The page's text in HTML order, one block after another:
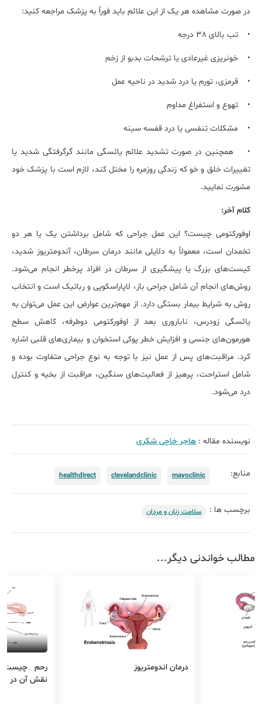
در صورت مشاهده هر یک از این علائم باید فوراً به پزشک مراجعه کنید:
• تب بالای 38 درجه
• خونریزی غیرعادی یا ترشحات بدبو از زخم
• قرمزی، تورم یا درد شدید در ناحیه عمل
• تهوع و استفراغ مداوم
• مشکلات تنفسی یا درد قفسه سینه
• همچنین در صورت تشدید علائم یائسگی مانند گرگرفتگی شدید یا
تغییرات خلق و خو که زندگی روزمره را مختل کند، لازم است با پزشک خود
مشورت نمایید.
کلام آخر:
اوفورکتومی چیست؟ این عمل جراحی که شامل برداشتن یک یا هر دو
تخمدان است، معمولاً به دلایلی مانند درمان سرطان، آندومتریوز شدید،
کیست‌های بزرگ یا پیشگیری از سرطان در افراد پرخطر انجام می‌شود.
روش‌های انجام آن شامل جراحی باز، لاپاراسکوپی و رباتیک است و انتخاب
روش به شرایط بیمار بستگی دارد. از مهم‌ترین عوارض این عمل می‌توان به
یائسگی زودرس، ناباروری بعد از اوفورکتومی دوطرفه، کاهش سطح
هورمون‌های جنسی و افزایش خطر پوکی استخوان و بیماری‌های قلبی اشاره
کرد. مراقبت‌های پس از عمل نیز با توجه به نوع جراحی متفاوت بوده و
شامل استراحت، پرهیز از فعالیت‌های سنگین، مراقبت از بخیه و کنترل
درد می‌شود.
نویسنده مقاله : هاجر خاچی شکری
منابع: mayoclinic
clevelandclinic
healthdirect
برچسب ها : سلامت زنان و مردان
مطالب خواندنی دیگر...
درمان اندومتریوز
رحم چیست؟
نقش آن در